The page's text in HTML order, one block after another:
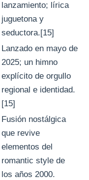
lanzamiento; lírica
juguetona y
seductora.[15]
Lanzado en mayo de
2025; un himno
explícito de orgullo
regional e identidad.
[15]
Fusión nostálgica
que revive
elementos del
romantic style de
los años 2000.